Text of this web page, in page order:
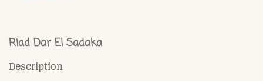
Riad Dar El Sadaka
Description